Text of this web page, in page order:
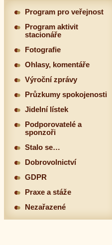
Program pro veřejnost
Program aktivit
stacionáře
Fotografie
Ohlasy, komentáře
Výroční zprávy
Průzkumy spokojenosti
Jidelní lístek
Podporovatelé a
sponzoři
Stalo se…
Dobrovolnictví
GDPR
Praxe a stáže
Nezařazené